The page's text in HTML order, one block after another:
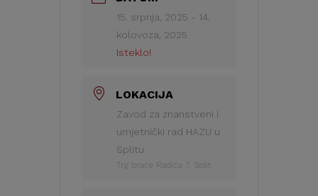
15. srpnja, 2025 - 14.
kolovoza, 2025
Isteklo!
LOKACIJA
Zavod za znanstveni i
umjetnički rad HAZU u
Splitu
Trg braće Radića 7, Split